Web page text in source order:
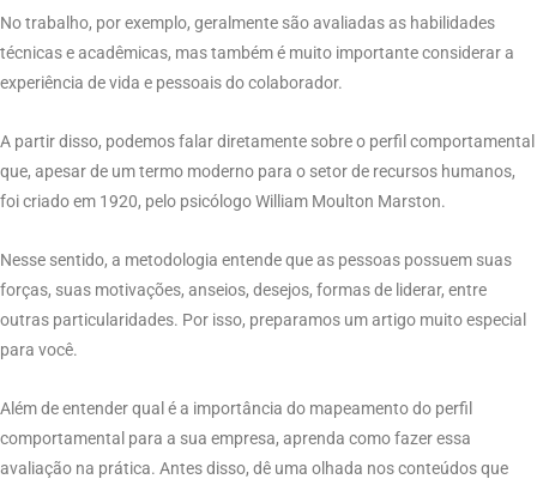
No trabalho, por exemplo, geralmente são avaliadas as habilidades
técnicas e acadêmicas, mas também é muito importante considerar a
experiência de vida e pessoais do colaborador.
A partir disso, podemos falar diretamente sobre o perfil comportamental
que, apesar de um termo moderno para o setor de recursos humanos,
foi criado em 1920, pelo psicólogo William Moulton Marston.
Nesse sentido, a metodologia entende que as pessoas possuem suas
forças, suas motivações, anseios, desejos, formas de liderar, entre
outras particularidades. Por isso, preparamos um artigo muito especial
para você.
Além de entender qual é a importância do mapeamento do perfil
comportamental para a sua empresa, aprenda como fazer essa
avaliação na prática. Antes disso, dê uma olhada nos conteúdos que